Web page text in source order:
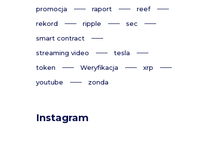
promocja raport
reef
rekord
ripple
sec
smart contract
streaming video
tesla
token
Weryfikacja
xrp
youtube
zonda
Instagram